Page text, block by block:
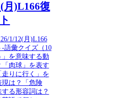
月)L166復
1/12(月)L166
語彙クイズ（10
」を意味する動
肉球」を表す
りに行く」を
現は？「危険
る形容詞は？